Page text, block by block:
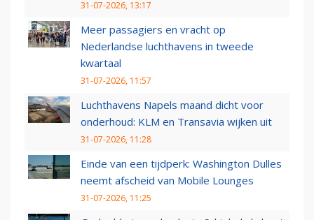
31-07-2026, 13:17
Meer passagiers en vracht op
Nederlandse luchthavens in tweede
kwartaal
31-07-2026, 11:57
Luchthavens Napels maand dicht voor
onderhoud: KLM en Transavia wijken uit
31-07-2026, 11:28
Einde van een tijdperk: Washington Dulles
neemt afscheid van Mobile Lounges
31-07-2026, 11:25